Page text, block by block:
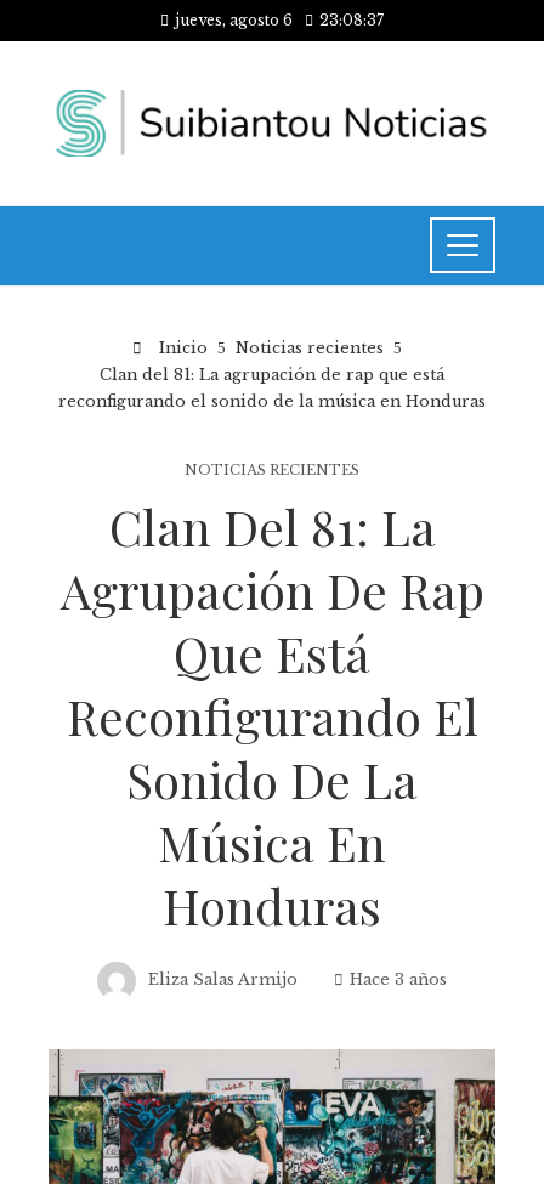
jueves, agosto 6 23:08:38
Inicio
Noticias recientes
Clan del 81: La agrupación de rap que está
reconfigurando el sonido de la música en Honduras
NOTICIAS RECIENTES
Clan Del 81: La
Agrupación De Rap
Que Está
Reconfigurando El
Sonido De La
Música En
Honduras
Eliza Salas Armijo Hace 3 años